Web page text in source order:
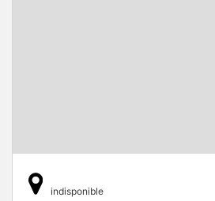
indisponible